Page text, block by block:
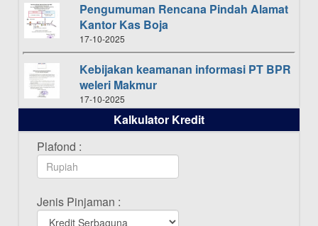
Pengumuman Rencana Pindah Alamat
Kantor Kas Boja
17-10-2025
Kebijakan keamanan informasi PT BPR
weleri Makmur
17-10-2025
Daftar Pemenang Undian TAMASHA
Bulan Oktober 2025
16-10-2025
Bulan September 2025
20-09-2025
Kalkulator Kredit
Plafond :
Jenis Pinjaman :